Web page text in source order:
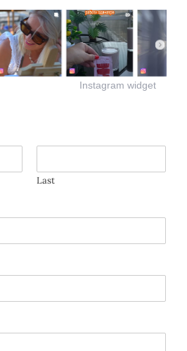
Instagram widget
Last